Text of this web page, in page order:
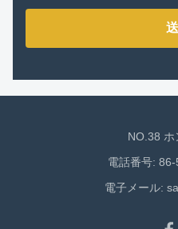
NO.38 ホ
電話番号:
電子メール: